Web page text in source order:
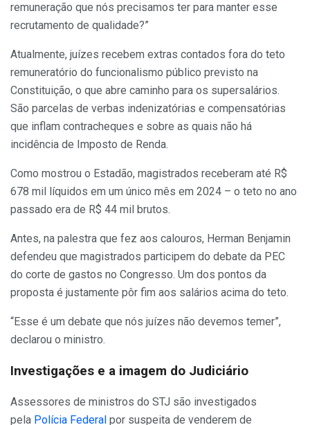
remuneração que nós precisamos ter para manter esse
recrutamento de qualidade?”
Atualmente, juízes recebem extras contados fora do teto
remuneratório do funcionalismo público previsto na
Constituição, o que abre caminho para os supersalários.
São parcelas de verbas indenizatórias e compensatórias
que inflam contracheques e sobre as quais não há
incidência de Imposto de Renda.
Como mostrou o Estadão, magistrados receberam até R$
678 mil líquidos em um único mês em 2024 – o teto no ano
passado era de R$ 44 mil brutos.
Antes, na palestra que fez aos calouros, Herman Benjamin
defendeu que magistrados participem do debate da PEC
do corte de gastos no Congresso. Um dos pontos da
proposta é justamente pôr fim aos salários acima do teto.
“Esse é um debate que nós juízes não devemos temer”,
declarou o ministro.
Investigações e a imagem do Judiciário
Assessores de ministros do STJ são investigados
pela Polícia Federal por suspeita de venderem de